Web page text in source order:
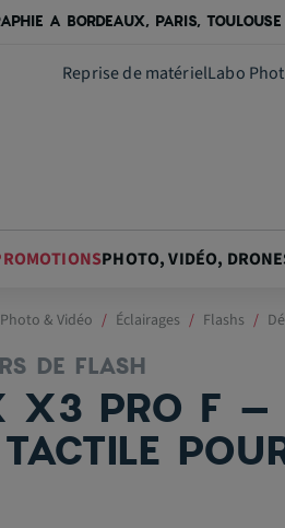
A BORDEAUX, PARIS, TOULOUSE
Reprise de matérielLabo
PHOTO, VIDÉO,
& Vidéo Éclairages Flashs
DE FLASH
X3 PRO F –